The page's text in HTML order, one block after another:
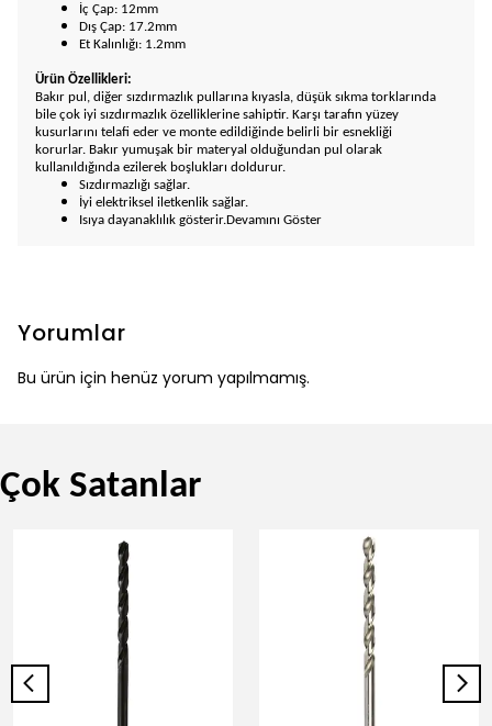
İç Çap: 12mm
Dış Çap: 17.2mm
Et Kalınlığı: 1.2mm
Ürün Özellikleri:
Bakır pul, diğer sızdırmazlık pullarına kıyasla, düşük sıkma torklarında
bile çok iyi sızdırmazlık özelliklerine sahiptir. Karşı tarafın yüzey
kusurlarını telafi eder ve monte edildiğinde belirli bir esnekliği
korurlar. Bakır yumuşak bir materyal olduğundan pul olarak
kullanıldığında ezilerek boşlukları doldurur.
Sızdırmazlığı sağlar.
İyi elektriksel iletkenlik sağlar.
Isıya dayanaklılık gösterir.Devamını Göster
Yorumlar
Bu ürün için henüz yorum yapılmamış.
Çok Satanlar